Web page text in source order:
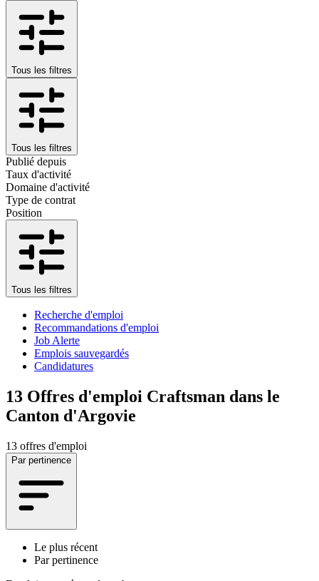
Tous les filtres
Tous les filtres
Publié depuis
Taux d'activité
Domaine d'activité
Type de contrat
Position
Tous les filtres
Recherche d'emploi
Recommandations d'emploi
Job Alerte
Emplois sauvegardés
Candidatures
13 Offres d'emploi Craftsman dans le
Canton d'Argovie
13 offres d'emploi
Par pertinence
Le plus récent
Par pertinence